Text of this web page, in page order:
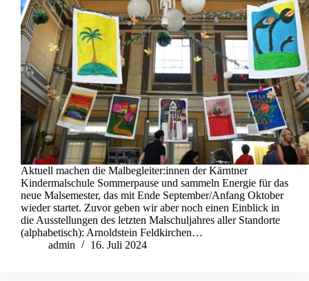
Aktuell machen die Malbegleiter:innen der Kärntner
Kindermalschule Sommerpause und sammeln Energie für das
neue Malsemester, das mit Ende September/Anfang Oktober
wieder startet. Zuvor geben wir aber noch einen Einblick in
die Ausstellungen des letzten Malschuljahres aller Standorte
(alphabetisch): Arnoldstein Feldkirchen…
admin
16. Juli 2024